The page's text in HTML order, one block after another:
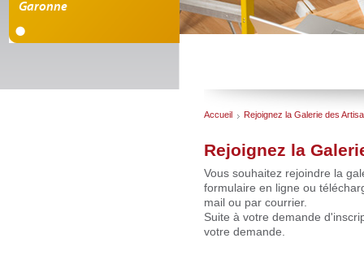
Garonne
Accueil Rejoignez la Galerie des
Rejoignez la
Vous souhaitez rejoindre la
formulaire en ligne ou
mail ou par courrier.
Suite à votre demande
votre demande.